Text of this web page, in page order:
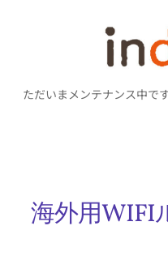
ただいまメンテナンス中で
海外用WIFI